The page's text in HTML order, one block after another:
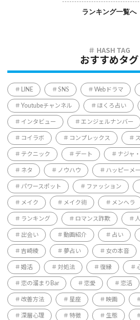
ランキング一覧へ
おすすめタグ
LINE SNS Webドラマ
Youtubeチャンネル ほくろ占い
インタビュー エンジェルナンバー
コイラボ コンプレックス
テクニック デート ナジャ
ネタ ノウハウ ハッピーメ
パワースポット ファッション
メイク メイク術 メンヘラ
ランキング ロマンス詐欺
出会い 動画紹介 占い
吉崎綾 夢占い 女の本音
婚活 対処法 復縁
恋の溜まりBar 恋愛 恋活
改善方法 星座 映画
深層心理 特徴 生態